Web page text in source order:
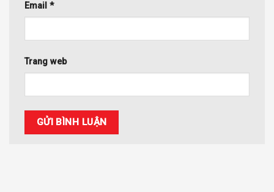
Email *
Trang web